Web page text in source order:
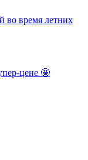
во время летних
цене 🤩